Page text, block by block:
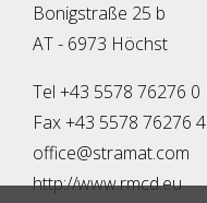
Bonigstraße 25 b
AT - 6973 Höchst
Tel +43 5578 76276 0
Fax +43 5578 76276 4
office@stramat.com
http://www.rmcd.eu